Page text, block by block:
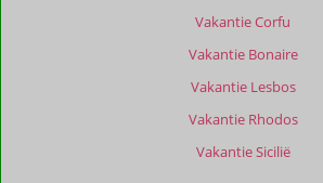
Vakantie Corfu
Vakantie Bonaire
Vakantie Lesbos
Vakantie Rhodos
Vakantie Sicilië